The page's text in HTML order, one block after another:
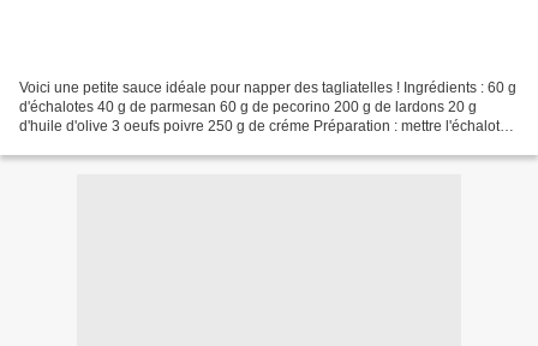
Voici une petite sauce idéale pour napper des tagliatelles ! Ingrédients : 60 g
d'échalotes 40 g de parmesan 60 g de pecorino 200 g de lardons 20 g
d'huile d'olive 3 oeufs poivre 250 g de créme Préparation : mettre l'échalote